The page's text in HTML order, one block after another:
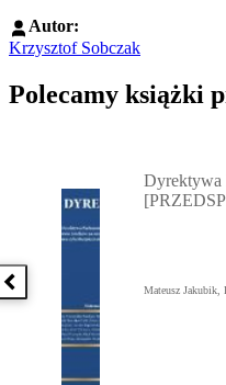
Autor:
Krzysztof Sobczak
Polecamy książki
Poprzednia książka
Dyrektywa
Mateusz Jakubik,